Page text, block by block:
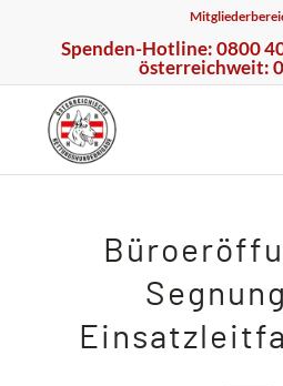
Spenden-Hotline: 0800
österreichweit: